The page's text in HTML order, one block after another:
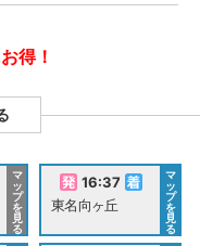
得！
マ
ッ
プ
を
見
る
16:37
東名向ヶ丘
マ
ッ
プ
を
見
る